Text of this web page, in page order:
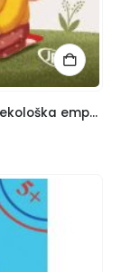
Čuvam prirodu jer znam koliko mi daje – ekološka empatija